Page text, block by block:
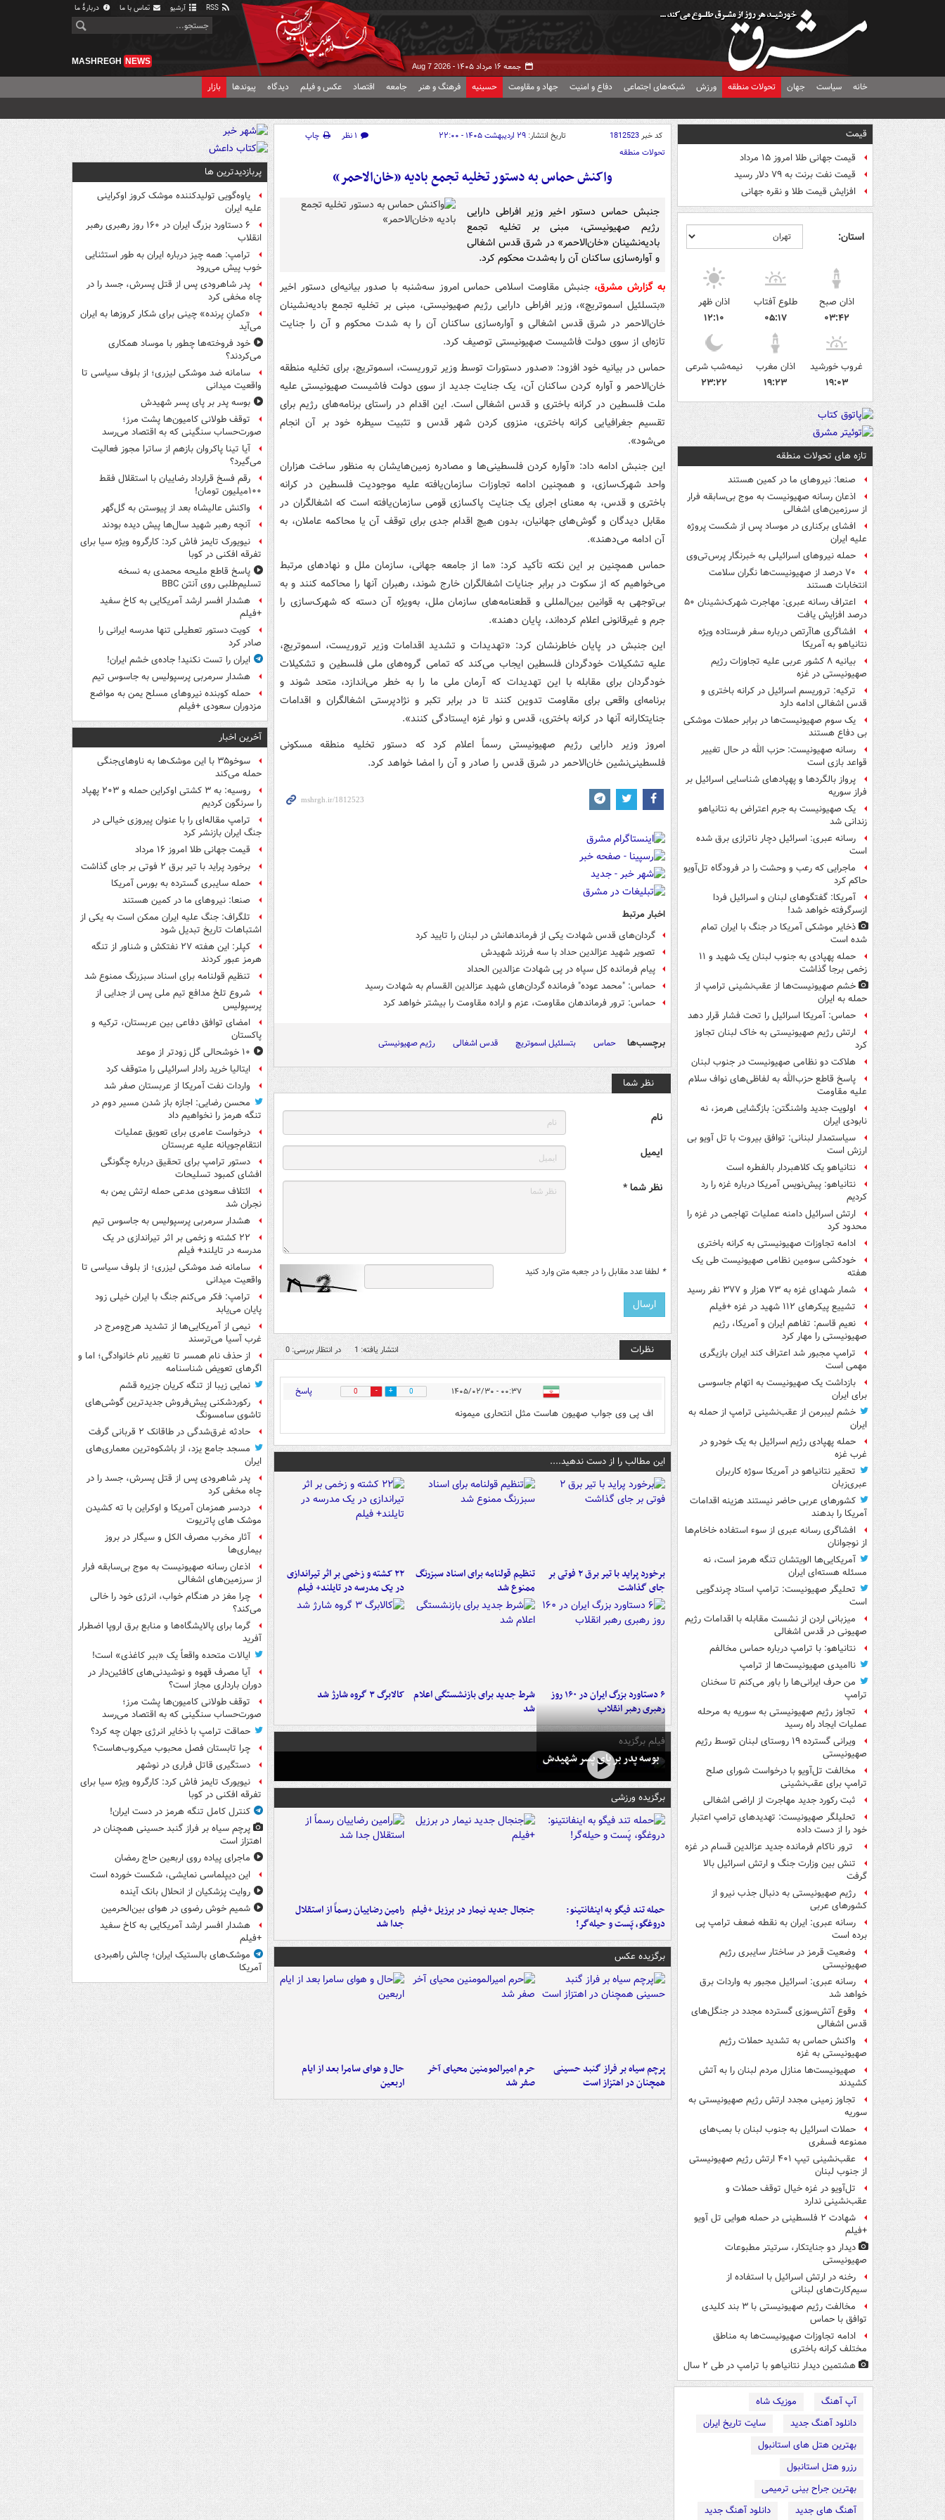
آرشیو تماس با ما دربارهٔ ما
جمعه ۱۶ مرداد ۱۴۰۵ - Aug 7 2026
MASHREGH NEWS
خانه سیاست جهان تحولات منطقه ورزش شبکه‌های اجتماعی دفاع و امنیت جهاد و مقاومت حسینیه فرهنگ و هنر جامعه اقتصاد عکس و فیلم دیدگاه پیوندها بازار
قیمت
قیمت جهانی طلا امروز ۱۵ مرداد
قیمت نفت برنت به ۷۹ دلار رسید
افزایش قیمت طلا و نقره جهانی
استان:
اذان صبح
۰۳:۴۲
طلوع آفتاب
۰۵:۱۷
اذان ظهر
۱۲:۱۰
غروب خورشید
۱۹:۰۳
اذان مغرب
۱۹:۲۳
نیمه‌شب شرعی
۲۳:۲۲
تازه های تحولات منطقه
صنعا: نیروهای ما در کمین‌ هستند
اذعان رسانه صهیونیست به موج بی‌سابقه فرار
از سرزمین‌های اشغالی
افشای برکناری در موساد پس از شکست پروژه
علیه ایران
حمله نیروهای اسرائیلی به خبرنگار پرس‌تی‌وی
۷۰ درصد از صهیونیست‌ها نگران سلامت
انتخابات هستند
اعتراف رسانه عبری: مهاجرت شهرک‌نشینان ۵۰
درصد افزایش یافت
افشاگری هاآرتص درباره سفر فرستاده ویژه
نتانیاهو به آمریکا
بیانیه ۸ کشور عربی علیه تجاوزات رژیم
صهیونیستی در غزه
ترکیه: تروریسم اسرائیل در کرانه باختری و
قدس اشغالی ادامه دارد
یک‌ سوم صهیونیست‌ها در برابر حملات موشکی
بی دفاع هستند
رسانه صهیونیست: حزب الله در حال تغییر
قواعد بازی است
پرواز بالگردها و پهپادهای شناسایی اسرائیل بر
فراز سوریه
یک صهیونیست به جرم اعتراض به نتانیاهو
زندانی شد
رسانه عبری: اسرائیل دچار ناترازی برق شده
است
ماجرایی که رعب و وحشت را در فرودگاه تل‌آویو
حاکم کرد
آمریکا: گفتگوهای لبنان و اسرائیل فردا
ازسرگرفته خواهد شد!
ذخایر موشکی آمریکا در جنگ با ایران تمام
شده است
حمله پهپادی به جنوب لبنان یک شهید و ۱۱
زخمی برجا گذاشت
خشم صهیونیست‌ها از عقب‌نشینی ترامپ از
حمله به ایران
حماس: آمریکا اسرائیل را تحت فشار قرار دهد
ارتش رژیم صهیونیستی به خاک لبنان تجاوز
کرد
هلاکت دو نظامی صهیونیست در جنوب لبنان
پاسخ قاطع حزب‌الله به لفاظی‌های نواف سلام
علیه مقاومت
اولویت جدید واشنگتن: بازگشایی هرمز، نه
نابودی ایران
سیاستمدار لبنانی: توافق بیروت با تل آویو بی
ارزش است
نتانیاهو یک کلاهبردار بالفطره است
نتانیاهو: پیش‌نویس آمریکا درباره غزه را رد
کردیم
ارتش اسرائیل دامنه عملیات تهاجمی در غزه را
محدود کرد
ادامه تجاوزات صهیونیستی به کرانه باختری
خودکشی سومین نظامی صهیونیست طی یک
هفته
شمار شهدای غزه به ۷۳ هزار و ۳۷۷ نفر رسید
تشییع پیکرهای ۱۱۲ شهید در غزه +فیلم
نعیم قاسم: تفاهم ایران و آمریکا، رژیم
صهیونیستی را مهار کرد
ترامپ مجبور شد اعتراف کند ایران بازیگری
مهمی است
بازداشت یک صهیونیست به اتهام جاسوسی
برای ایران
خشم لیبرمن از عقب‌نشینی ترامپ از حمله به
ایران
حمله پهپادی رژیم اسرائیل به یک خودرو در
غرب غزه
تحقیر نتانیاهو در آمریکا سوژه کاربران
عبری‌زبان
کشورهای عربی حاضر نیستند هزینه اقدامات
آمریکا را بدهند
افشاگری رسانه عبری از سوء استفاده خاخام‌ها
از نوجوانان
آمریکایی‌ها الویتشان تنگه هرمز است، نه
مسئله هسته‌ای ایران
تحلیگر صهیونیست: ترامپ استاد چرندگویی
است
میزبانی اردن از نشست مقابله با اقدامات رژیم
صهیونی در قدس اشغالی
نتانیاهو: با ترامپ درباره حماس مخالفم
ناامیدی صهیونیست‌ها از ترامپ
من حرف ایرانی‌ها را باور می‌کنم تا سخنان
ترامپ
تجاوز رژیم صهیونیستی به سوریه به مرحله
عملیات ایجاد راه رسید
ویرانی گسترده ۱۹ روستای لبنان توسط رژیم
صهیونیستی
مخالفت تل‌آویو با درخواست شورای صلح
ترامپ برای عقب‌نشینی
ثبت رکورد جدید مهاجرت از اراضی اشغالی
تحلیلگر صهیونیست: تهدیدهای ترامپ اعتبار
خود را از دست داده
ترور ناکام فرمانده جدید عزالدین قسام در غزه
تنش بین وزارت جنگ و ارتش اسرائیل بالا
گرفت
رژیم صهیونیستی به دنبال جذب نیرو از
کشورهای عربی
رسانه عبری: ایران به نقطه ضعف ترامپ پی
برده است
وضعیت قرمز در ساختار سایبری رژیم
صهیونیستی
رسانه عبری: اسرائیل مجبور به واردات برق
خواهد شد
وقوع آتش‌سوزی گسترده مجدد در جنگل‌های
قدس اشغالی
واکنش حماس به تشدید حملات رژیم
صهیونیستی به غزه
صهیونیست‌ها منازل مردم لبنان را به ‌آتش
کشیدند
تجاوز زمینی مجدد ارتش رژیم صهیونیستی به
سوریه
حملات اسرائیل به جنوب لبنان با بمب‌های
ممنوعه فسفری
عقب‌نشینی تیپ ۴۰۱ ارتش رژیم صهیونیستی
از جنوب لبنان
تل‌آویو در غزه خیال توقف حملات و
عقب‌نشینی ندارد
شهادت ۲ فلسطینی در حمله هوایی تل آویو
+فیلم
دیدار دو جنایتکار،‌ سرتیتر مطبوعات
صهیونیستی
رخنه در ارتش اسرائیل با استفاده از
سیم‌کارت‌های لبنانی
مخالفت رژیم صهیونیستی با ۳ بند کلیدی
توافق با حماس
ادامه تجاوزات صهیونیست‌ها به مناطق
مختلف کرانه باختری
هشتمین دیدار نتانیاهو با ترامپ در طی ۲ سال
آپ آهنگ
موزیک شاه
دانلود آهنگ جدید
سایت تاریخ ایران
بهترین هتل های استانبول
رزرو هتل استانبول
بهترین جراح بینی ترمیمی
آهنگ های جدید
دانلود آهنگ جدید
کد خبر1812523 تاریخ انتشار: ۲۹ اردیبهشت ۱۴۰۵ - ۲۲:۰۰ ۱ نظر
چاپ
تحولات منطقه
واکنش حماس به دستور تخلیه تجمع بادیه «خان‌الاحمر»
جنبش حماس دستور اخیر وزیر افراطی دارایی
رژیم صهیونیستی، مبنی بر تخلیه تجمع
بادیه‌نشینان «خان‌الاحمر» در شرق قدس اشغالی
و آواره‌سازی ساکنان آن را به‌شدت محکوم کرد.
به گزارش مشرق، جنبش مقاومت اسلامی حماس امروز سه‌شنبه با صدور بیانیه‌ای دستور اخیر
«بتسلئیل اسموتریچ»، وزیر افراطی دارایی رژیم صهیونیستی، مبنی بر تخلیه تجمع بادیه‌نشینان
خان‌الاحمر در شرق قدس اشغالی و آواره‌سازی ساکنان آن را به شدت محکوم و آن را جنایت
تازه‌ای از سوی دولت فاشیست صهیونیستی توصیف کرد.
حماس در بیانیه خود افزود: «صدور دستورات توسط وزیر تروریست، اسموتریچ، برای تخلیه منطقه
خان‌الاحمر و آواره کردن ساکنان آن، یک جنایت جدید از سوی دولت فاشیست صهیونیستی علیه
ملت فلسطین در کرانه باختری و قدس اشغالی است. این اقدام در راستای برنامه‌های رژیم برای
تقسیم جغرافیایی کرانه باختری، منزوی کردن شهر قدس و تثبیت سیطره خود بر آن انجام
می‌شود».
این جنبش ادامه داد: «آواره کردن فلسطینی‌ها و مصادره زمین‌هایشان به منظور ساخت هزاران
واحد شهرک‌سازی، و همچنین ادامه تجاوزات سازمان‌یافته علیه موجودیت فلسطین در کرانه
باختری و قدس، به معنای اجرای یک جنایت پاکسازی قومی سازمان‌یافته است که اشغالگران در
مقابل دیدگان و گوش‌های جهانیان، بدون هیچ اقدام جدی برای توقف آن یا محاکمه عاملان، به
آن ادامه می‌دهند».
حماس همچنین بر این نکته تأکید کرد: «ما از جامعه جهانی، سازمان ملل و نهادهای مرتبط
می‌خواهیم که از سکوت در برابر جنایات اشغالگران خارج شوند، رهبران آنها را محاکمه کنند و به
بی‌توجهی به قوانین بین‌المللی و قطعنامه‌های سازمان ملل، به‌ویژه آن دسته که شهرک‌سازی را
جرم و غیرقانونی اعلام کرده‌اند، پایان دهند».
این جنبش در پایان خاطرنشان کرد: «تهدیدات و تشدید اقدامات وزیر تروریست، اسموتریچ،
علیه تشکیلات خودگردان فلسطین ایجاب می‌کند که تمامی گروه‌های ملی فلسطین و تشکیلات
خودگردان برای مقابله با این تهدیدات که آرمان ملی ما را به خطر می‌اندازد، متحد شوند و
برنامه‌ای واقعی برای مقاومت تدوین کنند تا در برابر تکبر و نژادپرستی اشغالگران و اقدامات
جنایتکارانه آنها در کرانه باختری، قدس و نوار غزه ایستادگی کنند».
امروز وزیر دارایی رژیم صهیونیستی رسماً اعلام کرد که دستور تخلیه منطقه مسکونی
فلسطینی‌نشین خان‌الاحمر در شرق قدس را صادر و آن را امضا خواهد کرد.
اخبار مرتبط
گردان‌های قدس شهادت یکی از فرماندهانش در لبنان را تایید کرد
تصویر شهید عزالدین حداد با سه فرزند شهیدش
پیام فرمانده کل سپاه در پی شهادت عزالدین الحداد
حماس: "محمد عوده" فرمانده گردان‌های شهید عزالدین القسام به شهادت رسید
حماس: ترور فرماندهان مقاومت، عزم و اراده مقاومت را بیشتر خواهد کرد
برچسب‌ها حماس بتسلئیل اسموتریچ قدس اشغالی رژیم صهیونیستی
نظر شما
نام
ایمیل
نظر شما *
* لطفا عدد مقابل را در جعبه متن وارد کنید
نظرات انتشار یافته: 1 در انتظار بررسی: 0
۰۰:۳۷ - ۱۴۰۵/۰۲/۳۰ 0
0 پاسخ
اف پی وی جواب صهیون هاست مثل انتحاری میمونه
این مطالب را از دست ندهید....
برخورد پراید با تیر برق ۲ فوتی بر
جای گذاشت
تنظیم قولنامه برای اسناد سبزرنگ
ممنوع شد
۲۲ کشته و زخمی بر اثر تیراندازی
در یک مدرسه در تایلند+ فیلم
۶ دستاورد بزرگ ایران در ۱۶۰ روز
رهبری رهبر انقلاب
شرط جدید برای بازنشستگی اعلام
شد
کالابرگ ۳ گروه شارژ شد
فیلم برگزیده
بوسه‌ پدر بر پای پسر شهیدش
برگزیده ورزشی
حمله تند فیگو به اینفانتینو:
دروغگو، پَست‌ و حیله‌گر!
جنجال جدید نیمار در برزیل +فیلم رامین رضاییان رسماً از استقلال
جدا شد
برگزیده عکس
پرچم سیاه بر فراز گنبد حسینی
همچنان در اهتزاز است
حرم امیرالمومنین محیای آخر
صفر شد
حال و هوای سامرا بعد از ایام
اربعین
پربازدیدترین ها
یاوه‌گویی تولیدکننده موشک کروز اوکراینی
علیه ایران
۶ دستاورد بزرگ ایران در ۱۶۰ روز رهبری رهبر
انقلاب
ترامپ: همه چیز درباره ایران به طور استثنایی
خوب پیش می‌رود
پدر شاهرودی پس از قتل پسرش، جسد را در
چاه مخفی کرد
«کمانِ پرنده» چینی برای شکار کروزها به ایران
می‌آید
خود فروخته‌ها چطور با موساد همکاری
می‌کردند؟
سامانه ضد موشکی لیزری؛ از بلوف سیاسی تا
واقعیت میدانی
بوسه‌ پدر بر پای پسر شهیدش
توقف طولانی کامیون‌ها پشت مرز؛
صورت‌حساب سنگینی که به اقتصاد می‌رسد
آیا تینا پاکروان بازهم از ساترا مجوز فعالیت
می‌گیرد؟
رقم فسخ قرارداد رضاییان با استقلال فقط
۱۰۰میلیون تومان!
واکنش عالیشاه بعد از پیوستن به گل‌گهر
آنچه رهبر شهید سال‌ها پیش دیده بودند
نیویورک تایمز فاش کرد: کارگروه ویژه سیا برای
تفرقه افکنی در کوبا
پاسخ قاطع ملیحه محمدی به نسخه
تسلیم‌طلبی روی آنتن BBC
هشدار افسر ارشد آمریکایی به کاخ سفید
+فیلم
کویت دستور تعطیلی تنها مدرسه ایرانی را
صادر کرد
ایران را تست نکنید! جاده‌ی خشم ایران!
هشدار سرمربی پرسپولیس به جاسوس تیم
حمله کوبنده نیروهای مسلح یمن به مواضع
مزدوران سعودی +فیلم
آخرین اخبار
سوخو۳۵ با این موشک‌ها به ناوهای‌جنگی
حمله می‌کند
روسیه: به ۳ کشتی اوکراین حمله و ۲۰۳ پهپاد
را سرنگون کردیم
ترامپ مقاله‌ای را با عنوان پیروزی خیالی در
جنگ ایران بازنشر کرد
قیمت جهانی طلا امروز ۱۶ مرداد
برخورد پراید با تیر برق ۲ فوتی بر جای گذاشت
حمله سایبری گسترده به بورس آمریکا
صنعا: نیروهای ما در کمین‌ هستند
تلگراف: جنگ علیه ایران ممکن است به یکی از
اشتباهات تاریخ تبدیل شود
کپلر: این هفته ۲۷ نفتکش و شناور از تنگه
هرمز عبور کردند
تنظیم قولنامه برای اسناد سبزرنگ ممنوع شد
شروع تلخ مدافع تیم ملی پس از جدایی از
پرسپولیس
امضای توافق دفاعی بین عربستان، ترکیه و
پاکستان
۱۰ خوشحالی گل زودتر از موعد
ایتالیا خرید رادار اسرائیلی را متوقف کرد
واردات نفت آمریکا از عربستان صفر شد
محسن رضایی: اجازه باز شدن مسیر دوم در
تنگه هرمز را نخواهیم داد
درخواست عامری برای تعویق عملیات
انتقام‌جویانه علیه عربستان
دستور ترامپ برای تحقیق درباره چگونگی
افشای کمبود تسلیحات
ائتلاف سعودی مدعی حمله ارتش یمن به
نجران شد
هشدار سرمربی پرسپولیس به جاسوس تیم
۲۲ کشته و زخمی بر اثر تیراندازی در یک
مدرسه در تایلند+ فیلم
سامانه ضد موشکی لیزری؛ از بلوف سیاسی تا
واقعیت میدانی
ترامپ: فکر می‌کنم جنگ با ایران خیلی زود
پایان می‌یابد
نیمی از آمریکایی‌ها از تشدید هرج‌ومرج در
غرب آسیا می‌ترسند
از حذف نام همسر تا تغییر نام خانوادگی؛ اما و
اگرهای تعویض شناسنامه
نمایی زیبا از تنگه کریان جزیره قشم
رکوردشکنی پیش‌فروش جدیدترین گوشی‌های
تاشوی سامسونگ
حادثه غرق‌شدگی در طاقانک ۲ قربانی گرفت
مسجد جامع یزد، از باشکوه‌ترین معماری‌های
ایران
پدر شاهرودی پس از قتل پسرش، جسد را در
چاه مخفی کرد
دردسر همزمان آمریکا و اوکراین با ته کشیدن
موشک های پاتریوت
آثار مخرب مصرف الکل و سیگار در بروز
بیماری‌ها
اذعان رسانه صهیونیست به موج بی‌سابقه فرار
از سرزمین‌های اشغالی
چرا مغز در هنگام خواب، انرژی خود را خالی
می‌کند؟
گرما برای پالایشگاه‌ها و منابع برق اروپا اضطرار
آفرید
ایالات متحده واقعاً یک «ببر کاغذی» است!
آیا مصرف قهوه و نوشیدنی‌های کافئین‌دار در
دوران بارداری مجاز است؟
توقف طولانی کامیون‌ها پشت مرز؛
صورت‌حساب سنگینی که به اقتصاد می‌رسد
حماقت ترامپ با ذخایر انرژی جهان چه کرد؟
چرا تابستان فصل محبوب میکروب‌هاست؟
دستگیری قاتل فراری در نوشهر
نیویورک تایمز فاش کرد: کارگروه ویژه سیا برای
تفرقه افکنی در کوبا
کنترل کامل تنگه هرمز در دست ایران!
پرچم سیاه بر فراز گنبد حسینی همچنان در
اهتزاز است
ماجرای پیاده روی اربعین حاج رمضان
این دیپلماسی نمایشی، شکست خورده است
روایت پزشکیان از انحلال بانک آینده
شمیم خوش رضوی در هوای بین‌الحرمین
هشدار افسر ارشد آمریکایی به کاخ سفید
+فیلم
موشک‌های بالستیک ایران؛ چالش راهبردی
آمریکا